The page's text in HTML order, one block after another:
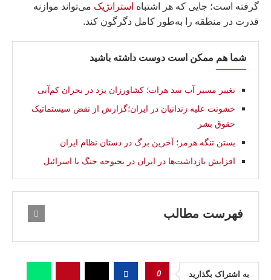
گرفته است؛ جایی که هر اشتباه استراتژیک می‌تواند موازنه
قدرت در منطقه را به‌طور کامل دگرگون کند.
شما هم ممکن است دوست داشته باشید
تغییر مسیر آب سد هرات؛ کشاورزان یزد در بحران کم‌آبی
خشونت علیه زندانیان در ایران؛گزارش از نقض سیستماتیک
حقوق بشر
بستن تنگه هرمز؛ آخرین برگ در دستان نظام ایران
افزایش بازداشت‌ها در ایران در بحبوحه جنگ با اسرائیل
فهرست مطالب
به اشتراک بگذارید 0